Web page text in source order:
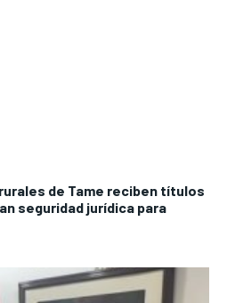
de Tame reciben títulos
seguridad jurídica para